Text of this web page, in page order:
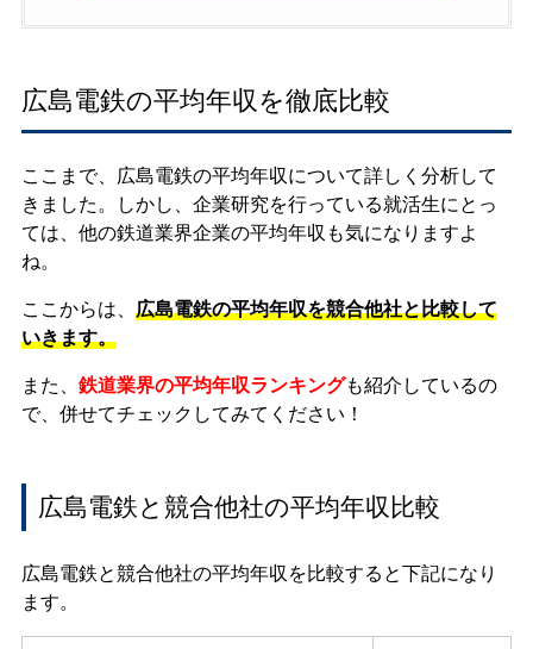
広島電鉄の平均年収を徹底比較
ここまで、広島電鉄の平均年収について詳しく分析して
きました。しかし、企業研究を行っている就活生にとっ
ては、他の鉄道業界企業の平均年収も気になりますよ
ね。
ここからは、 広島電鉄の平均年収を競合他社と比較して
いきます。
また、 鉄道業界の平均年収ランキングも紹介しているの
で、併せてチェックしてみてください！
広島電鉄と競合他社の平均年収比較
広島電鉄と競合他社の平均年収を比較すると下記になり
ます。